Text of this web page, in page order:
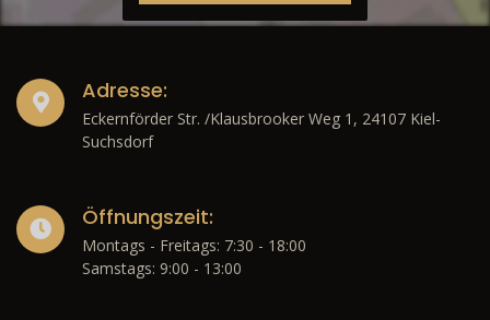
Adresse:
Eckernförder Str. /Klausbrooker Weg 1, 24107 Kiel-
Suchsdorf
Öffnungszeit:
Montags - Freitags: 7:30 - 18:00
Samstags: 9:00 - 13:00